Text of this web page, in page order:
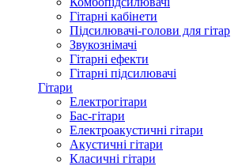
Гітарні кабінети
Підсилювачі-голови для гітар
Звукознімачі
Гітарні ефекти
Гітарні підсилювачі
Гітари
Електрогітари
Бас-гітари
Електроакустичні гітари
Акустичні гітари
Класичні гітари